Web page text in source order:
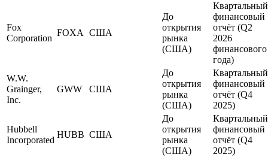
Fox
Corporation
FOXA США
До
открытия
рынка
(США)
Квартальный
финансовый
отчёт (Q2
2026
финансового
года)
W.W.
Grainger,
Inc.
GWW США
До
открытия
рынка
(США)
Квартальный
финансовый
отчёт (Q4
2025)
Hubbell
Incorporated
HUBB США
До
открытия
рынка
(США)
Квартальный
финансовый
отчёт (Q4
2025)